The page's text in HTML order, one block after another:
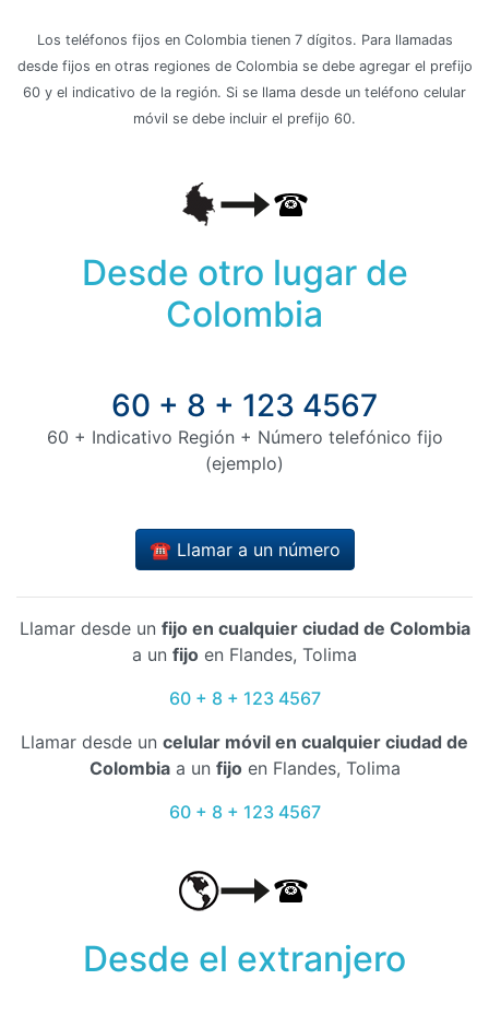
Los teléfonos fijos en Colombia tienen 7 dígitos. Para llamadas
desde fijos en otras regiones de Colombia se debe agregar el prefijo
60 y el indicativo de la región. Si se llama desde un teléfono celular
móvil se debe incluir el prefijo 60.
Desde otro lugar de
Colombia
60 + 8 + 123 4567
60 + Indicativo Región + Número telefónico fijo
(ejemplo)
☎️ Llamar a un número
Llamar desde un fijo en cualquier ciudad de Colombia
a un fijo en Flandes, Tolima
60 + 8 + 123 4567
Llamar desde un celular móvil en cualquier ciudad de
Colombiaa un fijoen Flandes, Tolima
60 + 8 + 123 4567
Desde el extranjero